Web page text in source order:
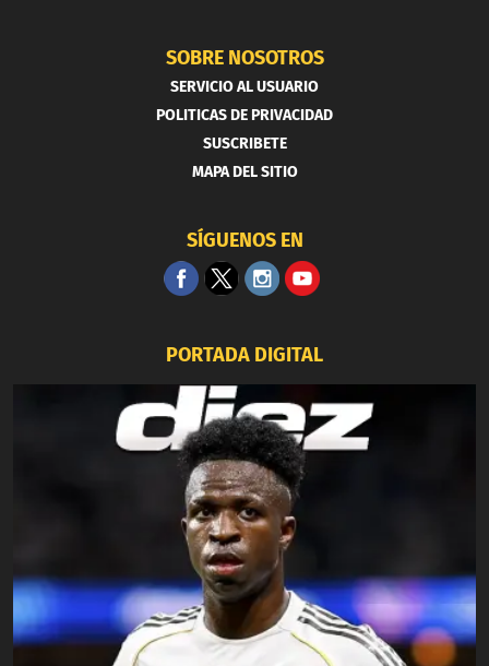
SOBRE NOSOTROS
SERVICIO AL USUARIO
POLITICAS DE PRIVACIDAD
SUSCRIBETE
MAPA DEL SITIO
SÍGUENOS EN
PORTADA DIGITAL